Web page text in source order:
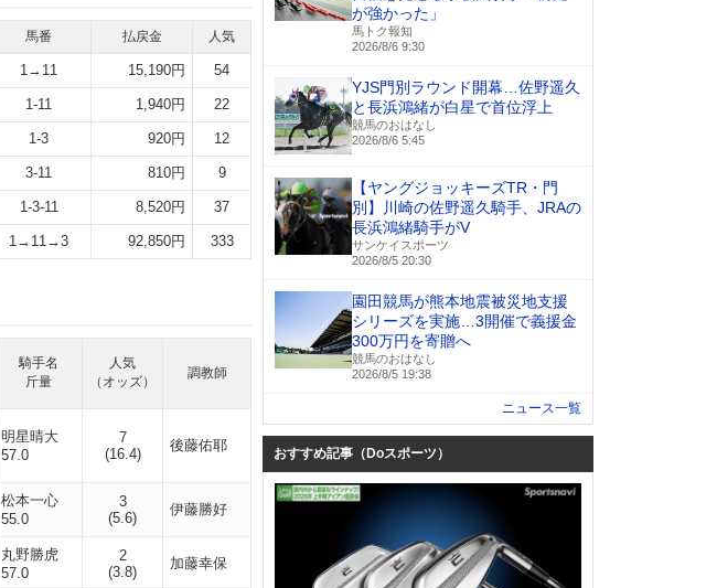
馬番 払戻金 人気
1→11 15,190円 54
1-11 1,940円 22
1-3 920円 12
3-11 810円 9
1-3-11 8,520円 37
1→11→3 92,850円 333
騎手名
斤量
人気
（オッズ）
調教師
明星晴大
57.0
7
(16.4)
後藤佑耶
松本一心
55.0
3
(5.6)
伊藤勝好
丸野勝虎
57.0
2
(3.8)
加藤幸保
が強かった」
馬トク報知
2026/8/6 9:30
YJS門別ラウンド開幕…佐野遥久
と長浜鴻緒が白星で首位浮上
競馬のおはなし
2026/8/6 5:45
【ヤングジョッキーズTR・門
別】川崎の佐野遥久騎手、JRAの
長浜鴻緒騎手がV
サンケイスポーツ
2026/8/5 20:30
園田競馬が熊本地震被災地支援
シリーズを実施…3開催で義援金
300万円を寄贈へ
競馬のおはなし
2026/8/5 19:38
ニュース一覧
おすすめ記事（Doスポーツ）